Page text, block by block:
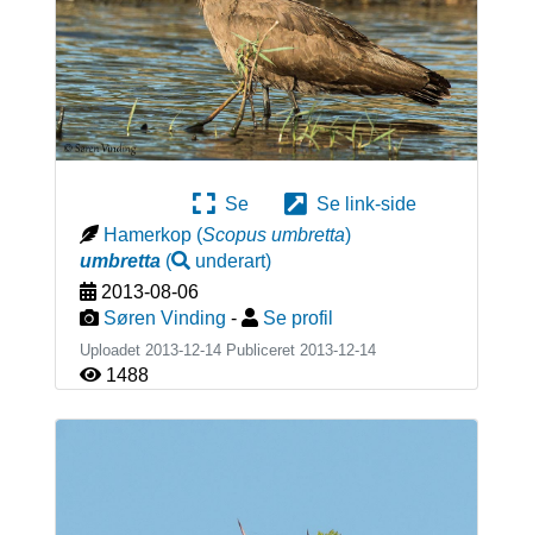
Se
Se link-side
Hamerkop (Scopus umbretta)
umbretta( underart)
2013-08-06
Søren Vinding - Se profil
Uploadet 2013-12-14 Publiceret 2013-12-14
1488